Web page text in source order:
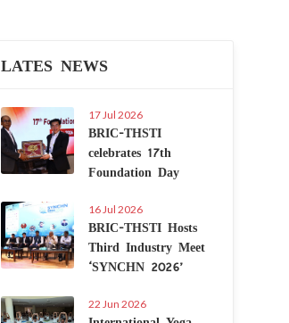
LATES NEWS
17 Jul 2026
BRIC-THSTI
celebrates 17th
Foundation Day
16 Jul 2026
BRIC-THSTI Hosts
Third Industry Meet
‘SYNCHN 2026’
22 Jun 2026